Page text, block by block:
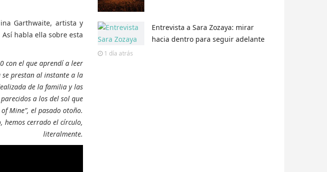
Garthwaite, artista y
habla ella sobre esta
con el que aprendí a leer
prestan al instante a la
de la familia y las
a los del sol que
Mine”, el pasado otoño.
hemos cerrado el círculo,
literalmente.
Entrevista a Sara Zozaya: mirar
hacia dentro para seguir adelante
1 día atrás